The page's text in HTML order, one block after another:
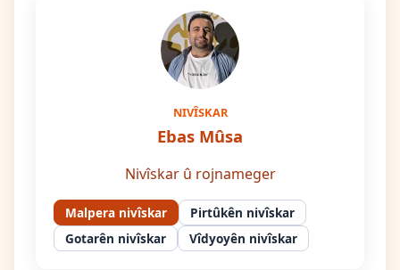
NIVÎSKAR
Ebas Mûsa
Nivîskar û rojnameger
Malpera nivîskar
Pirtûkên nivîskar
Gotarên nivîskar
Vîdyoyên nivîskar